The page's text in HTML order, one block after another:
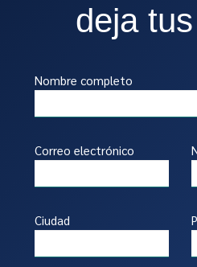
deja
Nombre completo
Correo electrónico
Ciudad